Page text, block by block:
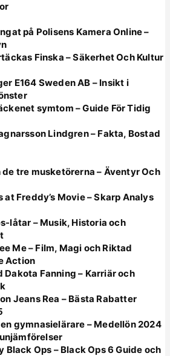
på Polisens Kamera Online –
Finska – Säkerhet Och Kultur
E164 Sweden AB – Insikt i
symtom – Guide För Tidig
Lindgren – Fakta, Bostad
de tre musketörerna – Äventyr Och
at Freddy’s Movie – Skarp Analys
låtar – Musik, Historia och
Me – Film, Magi och Riktad
Action
Dakota Fanning – Karriär och
Jeans Rea – Bästa Rabatter
gymnasielärare – Medellön 2024
Black Ops – Black Ops 6 Guide och